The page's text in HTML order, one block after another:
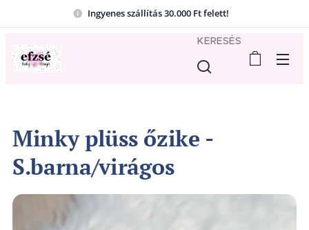
Ingyenes szállítás 30.000 Ft felett!
KERESÉS
Minky plüss őzike -
S.barna/virágos